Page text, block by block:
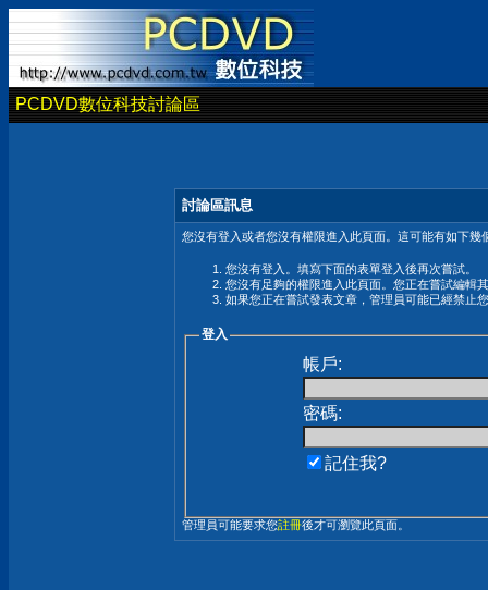
PCDVD數位科技討論區
討論區訊息
您沒有登入或者您沒有權限進入此頁面。這可能有如下幾
您沒有登入。填寫下面的表單登入後再次嘗試。
您沒有足夠的權限進入此頁面。您正在嘗試編輯
如果您正在嘗試發表文章，管理員可能已經禁止
登入
帳戶:
密碼:
記住我?
管理員可能要求您註冊後才可瀏覽此頁面。